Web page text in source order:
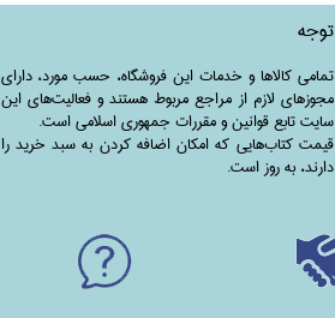
توجه
تمامی‌ کالاها و خدمات این فروشگاه، حسب مورد،‌ دارای
مجوزهای لازم از مراجع مربوط هستند ‌و‌‌ فعالیت‌های این
سایت تابع قوانین و مقررات جمهوری اسلامی است.
قیمت کتاب‌هایی که امکان اضافه کردن به سبد خرید را
دارند،‌ به روز است.